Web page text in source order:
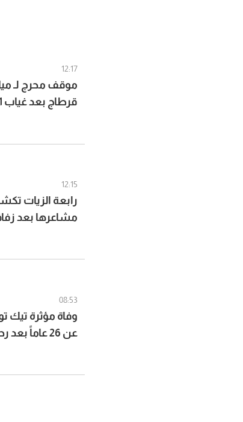
12:17
موقف محرج لـ
12:15
رابعة الزيات
مشاعرها بعد
08:53
وفاة مؤثرة تيك
عن 26 عاماً